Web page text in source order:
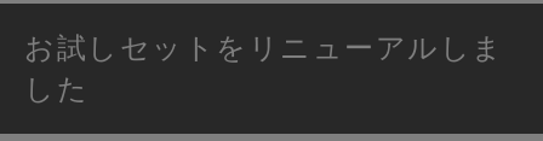
お試しセットをリニューアルしま
した